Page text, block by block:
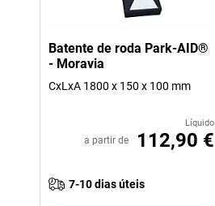
Batente de roda Park-AID®
- Moravia
CxLxA 1800 x 150 x 100 mm
Líquido
a partir de 112,90 €
7-10 dias úteis